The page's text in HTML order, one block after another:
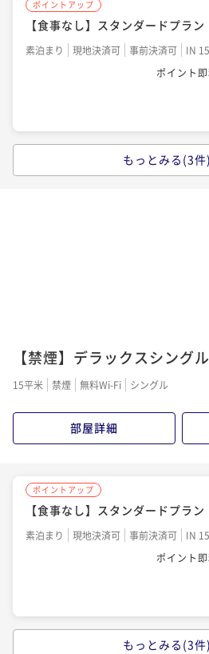
【ポイントUP】スタンダードプ
き
朝食付き 現地決済可 事前決済可
IN
ポイント
ポイントアップ
【食事なし】スタンダードプラン
素泊まり 現地決済可 事前決済可
IN
ポイント
【ポイントUP】スタンダードプ
き
朝食付き 現地決済可 事前決済可
ポイントアップ
【ビュッフェ朝食付き】【スタン
朝食付き 現地決済可 事前決済可
IN
ポイント
もっとみる(3件)
【禁煙】デラックスシングル
15平米 禁煙 無料Wi-Fi シングル
部屋詳細
ポイントアップ
【食事なし】スタンダードプラン
素泊まり 現地決済可 事前決済可
IN
ポイント
もっとみる(3件)